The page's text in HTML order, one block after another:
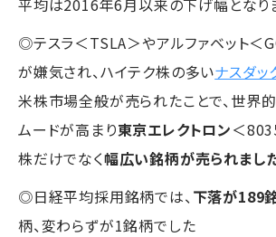
◎テスラ＜TSLA＞やアルファベット＜
が嫌気され、ハイテク株の多いナスダ
米株市場全般が売られたことで、世界
ムードが高まり東京エレクトロン＜
株だけでなく幅広い銘柄が売られまし
◎日経平均採用銘柄では、 下落が189
柄、変わらずが1銘柄でした